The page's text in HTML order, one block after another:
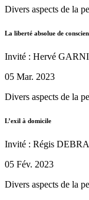
Divers aspects de la
La liberté absolue de
Invité : Hervé
05 Mar. 2023
Divers aspects de la
L’exil à domicile
Invité : Régis
05 Fév. 2023
Divers aspects de la